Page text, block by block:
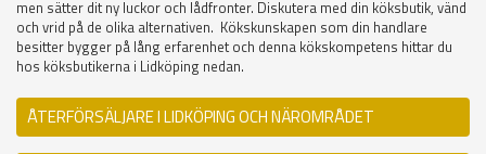
men sätter dit ny luckor och lådfronter. Diskutera med din köksbutik, vänd
och vrid på de olika alternativen. Kökskunskapen som din handlare
besitter bygger på lång erfarenhet och denna kökskompetens hittar du
hos köksbutikerna i Lidköping nedan.
ÅTERFÖRSÄLJARE I LIDKÖPING OCH NÄROMRÅDET